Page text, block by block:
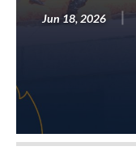
Jun 18, 2026